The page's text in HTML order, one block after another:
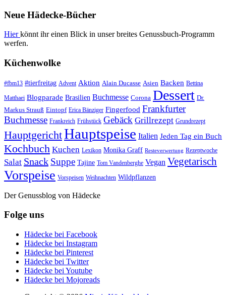
Neue Hädecke-Bücher
Hierkönnt ihr einen Blick in unser breites Genussbuch-Programm
werfen.
Küchenwolke
#fbm13 #tierfreitag Advent Aktion Alain Ducasse Asien Backen Bettina
Matthaei Blogparade Brasilien Buchmesse Corona Dessert Dr.
Markus Strauß Eintopf Erica Bänziger Fingerfood Frankfurter
Buchmesse Frankreich Frühstück Gebäck Grillrezept Grundrezept
HauptgerichtHauptspeise Italien Jeden Tag ein Buch
Kochbuch Kuchen Lexikon Monika Graff Resteverwertung Rezeptwoche
Salat Snack Suppe Tajine Tom Vandenberghe Vegan Vegetarisch
Vorspeise Vorspeisen Weihnachten Wildpflanzen
Der Genussblog von Hädecke
Folge uns
Hädecke bei Facebook
Hädecke bei Instagram
Hädecke bei Pinterest
Hädecke bei Twitter
Hädecke bei Youtube
Hädecke bei Mojoreads